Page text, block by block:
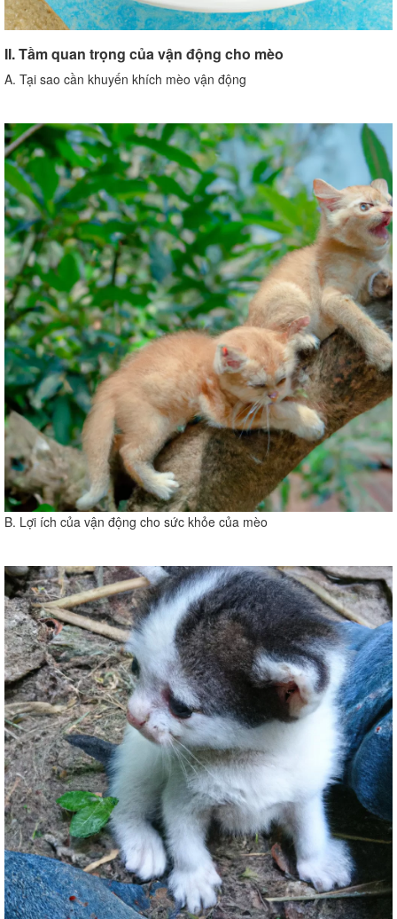
II. Tầm quan trọng của vận động cho mèo
A. Tại sao cần khuyến khích mèo vận động
B. Lợi ích của vận động cho sức khỏe của mèo